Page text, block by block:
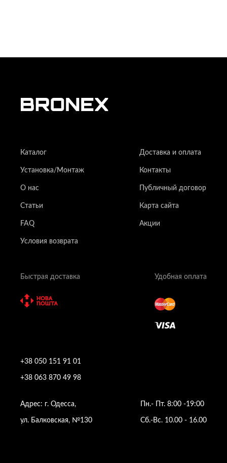
+38 050 151 91 01
+38 063 870 49 98
Пн.- Пт. 8:00 -19:00
Сб.-Вс. 10.00 - 16.00
Адрес: г. Одесса,
ул. Балковская, №130
Каталог Доставка и оплата
Установка/Монтаж Контакты
О нас Публичный договор
Статьи Карта сайта
FAQ Акции
Условия возврата
Быстрая доставка Удобная оплата